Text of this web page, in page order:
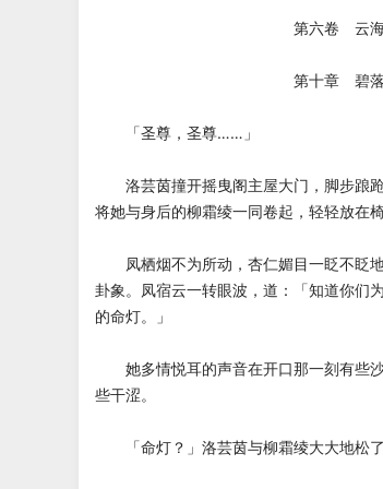
第六卷 云海漫
第十章 碧落黄
「圣尊，圣尊……」
洛芸茵撞开摇曳阁主屋大门，脚步踉跄
将她与身后的柳霜绫一同卷起，轻轻放在椅
凤栖烟不为所动，杏仁媚目一眨不眨
卦象。凤宿云一转眼波，道：「知道你们
的命灯。」
她多情悦耳的声音在开口那一刻有些
些干涩。
「命灯？」洛芸茵与柳霜绫大大地松了